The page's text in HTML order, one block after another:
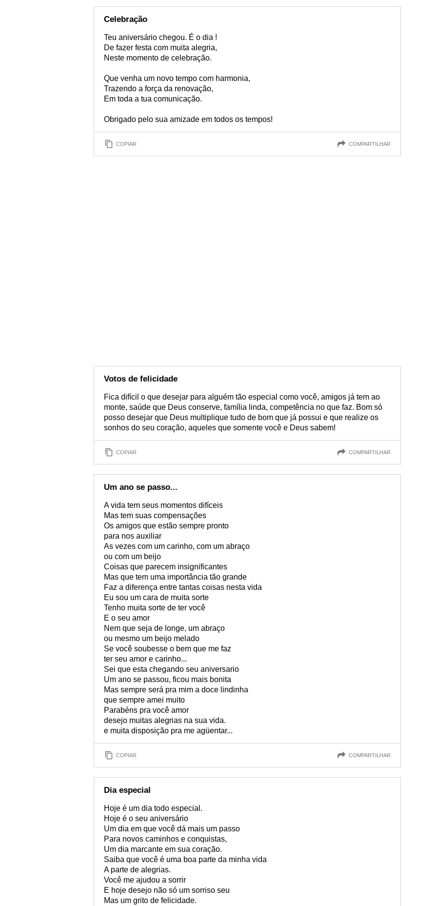
Celebração
Teu aniversário chegou. É o dia !
De fazer festa com muita alegria,
Neste momento de celebração.
Que venha um novo tempo com harmonia,
Trazendo a força da renovação,
Em toda a tua comunicação.
Obrigado pelo sua amizade em todos os tempos!
COPIAR COMPARTILHAR
Votos de felicidade
Fica difícil o que desejar para alguém tão especial como você, amigos já tem ao
monte, saúde que Deus conserve, família linda, competência no que faz. Bom só
posso desejar que Deus multiplique tudo de bom que já possui e que realize os
sonhos do seu coração, aqueles que somente você e Deus sabem!
COPIAR COMPARTILHAR
Um ano se passo...
A vida tem seus momentos difíceis
Mas tem suas compensações
Os amigos que estão sempre pronto
para nos auxiliar
As vezes com um carinho, com um abraço
ou com um beijo
Coisas que parecem insignificantes
Mas que tem uma importância tão grande
Faz a diferença entre tantas coisas nesta vida
Eu sou um cara de muita sorte
Tenho muita sorte de ter você
E o seu amor
Nem que seja de longe, um abraço
ou mesmo um beijo melado
Se você soubesse o bem que me faz
ter seu amor e carinho...
Sei que esta chegando seu aniversario
Um ano se passou, ficou mais bonita
Mas sempre será pra mim a doce lindinha
que sempre amei muito
Parabéns pra você amor
desejo muitas alegrias na sua vida.
e muita disposição pra me agüentar...
COPIAR COMPARTILHAR
Dia especial
Hoje é um dia todo especial.
Hoje é o seu aniversário
Um dia em que você dá mais um passo
Para novos caminhos e conquistas,
Um dia marcante em sua coração.
Saiba que você é uma boa parte da minha vida
A parte de alegrias.
Você me ajudou a sorrir
E hoje desejo não só um sorriso seu
Mas um grito de felicidade.